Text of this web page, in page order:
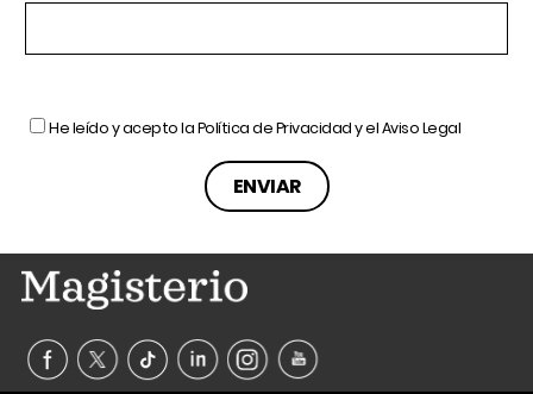
He leído y acepto laPolítica de Privacidady elAviso Legal